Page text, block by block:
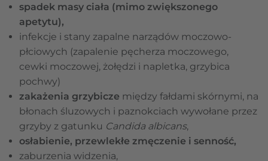
spadek masy ciała (mimo zwiększonego
apetytu),
infekcje i stany zapalne narządów moczowo-
płciowych (zapalenie pęcherza moczowego,
cewki moczowej, żołędzi i napletka, grzybica
pochwy)
zakażenia grzybicze między fałdami skórnymi, na
błonach śluzowych i paznokciach wywołane przez
grzyby z gatunku Candida albicans,
osłabienie, przewlekłe zmęczenie i senność,
zaburzenia widzenia,